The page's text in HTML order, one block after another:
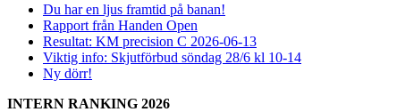
Du har en ljus framtid på banan!
Rapport från Handen Open
Resultat: KM precision C 2026-06-13
Viktig info: Skjutförbud söndag 28/6 kl 10-14
Ny dörr!
INTERN RANKING 2026